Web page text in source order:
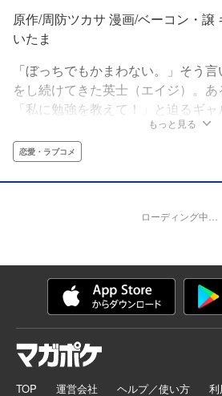
原作/周防ツカサ 漫画/ベーコン・譲
いたま
「ぼっちでもかまわない。」そう
をし続けてきた英士（エイジ）。
「私に勉強を教えて！」と迫るギ
れる。断ろうとする英士だったが、
スに連行され、葵に勉強を教える
もっと見る
恋愛・ラブコメ
ローディング中…
TOP 運営会社 ヘルプ／使い方 利